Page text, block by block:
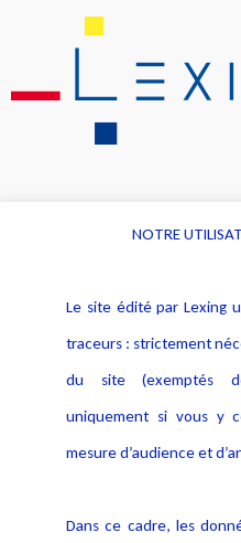
Alerte professionnelle
Déclaration d'accessibilité
Notice Légale
Politique de protection des
données
NOTRE
Le site édité par Lexing
traceurs : strictement
du site (exemptés
uniquement si vous y
mesure d’audience et
Dans ce cadre, les